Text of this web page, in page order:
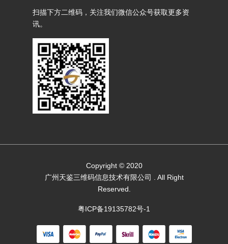
扫描下方二维码，关注我们微信公众号获取更多资
讯。
Copyright © 2020
广州天鉴三维码信息技术有限公司
. All Right
Reserved.
粤ICP备19135782号-1